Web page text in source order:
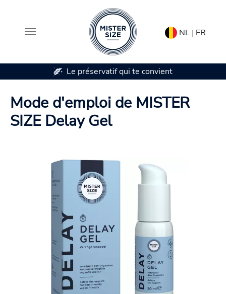
NL | FR
Le préservatif qui te convient
Mode d'emploi de MISTER
SIZE Delay Gel